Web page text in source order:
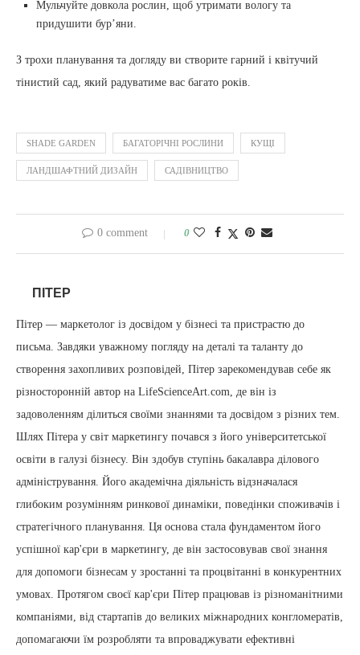
Мульчуйте довкола рослин, щоб утримати вологу та
придушити бур’яни.
З трохи планування та догляду ви створите гарний і квітучий
тінистий сад, який радуватиме вас багато років.
SHADE GARDEN БАГАТОРІЧНІ РОСЛИНИ КУЩІ
ЛАНДШАФТНИЙ ДИЗАЙН САДІВНИЦТВО
0 comment 0
ПІТЕР
Пітер — маркетолог із досвідом у бізнесі та пристрастю до
письма. Завдяки уважному погляду на деталі та таланту до
створення захопливих розповідей, Пітер зарекомендував себе як
різносторонній автор на LifeScienceArt.com, де він із
задоволенням ділиться своїми знаннями та досвідом з різних тем.
Шлях Пітера у світ маркетингу почався з його університетської
освіти в галузі бізнесу. Він здобув ступінь бакалавра ділового
адміністрування. Його академічна діяльність відзначалася
глибоким розумінням ринкової динаміки, поведінки споживачів і
стратегічного планування. Ця основа стала фундаментом його
успішної кар'єри в маркетингу, де він застосовував свої знання
для допомоги бізнесам у зростанні та процвітанні в конкурентних
умовах. Протягом своєї кар'єри Пітер працював із різноманітними
компаніями, від стартапів до великих міжнародних конгломератів,
допомагаючи їм розробляти та впроваджувати ефективні